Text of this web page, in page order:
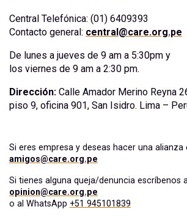
Central Telefónica: (01) 6409393
Contacto general: central@care.org.pe
De lunes a jueves de 9 am a 5:30pm y
los viernes de 9 am a 2:30 pm.
Dirección: Calle Amador Merino Reyna
piso 9, oficina 901, San Isidro. Lima –
Si eres empresa y deseas hacer una alianza
amigos@care.org.pe
Si tienes alguna queja/denuncia escríbenos a
opinion@care.org.pe
o al WhatsApp +51 945101839